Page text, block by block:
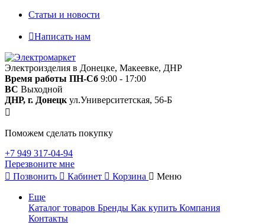
Статьи и новости
Написать нам
Электроизделия в Донецке, Макеевке, ДНР
Время работы ПН-Сб 9:00 - 17:00
ВС Выходной
ДНР, г. Донецк ул.Университетская, 56-Б
Поможем сделать покупку
+7 949 317-04-94
Перезвоните мне
Позвонить
Кабинет Корзина Меню
Еще
Каталог товаров Бренды Как купить Компания
Контакты